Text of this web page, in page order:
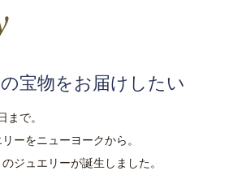
宝物をお届けしたい
まで。
ーをニューヨークから。
ジュエリーが誕生しました。